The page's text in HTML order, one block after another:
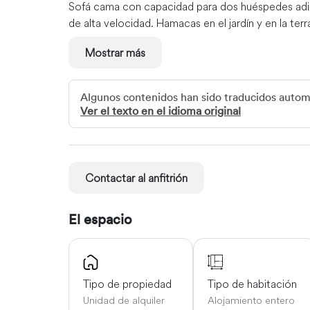
Sofá cama con capacidad para dos huéspedes
de alta velocidad. Hamacas en el jardín y en la
El acceso de invitados
está a disposición de los huéspedes y el mirador
refrescantes al exuberante valle y al océano
de la planta superior.
Otras cosas a tener en cuenta
Se ofrece alquiler a largo plazo y el precio se
dólares estadounidenses por persona y noche.
Esta zona tiene una topografía única y alberga
los huéspedes de excursión los viernes por la
Mostrar más
Algunos contenidos han sido traducidos
Ver el texto en el idioma original
Contactar al anfitrión
El espacio
Tipo de propiedad
Unidad de alquiler
Tipo de habitación
Alojamiento entero